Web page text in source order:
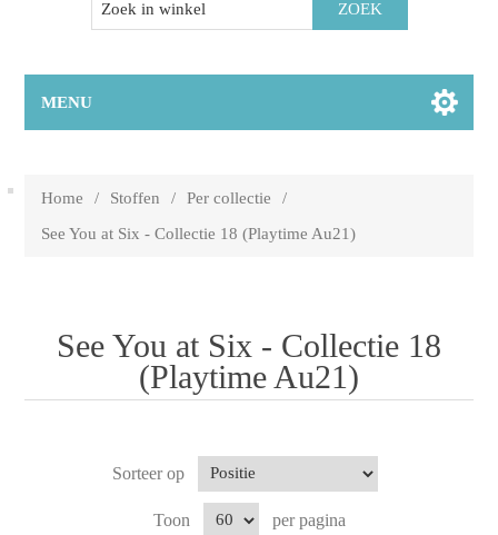
MENU
Home / Stoffen / Per collectie
/
See You at Six - Collectie 18 (Playtime Au21)
See You at Six - Collectie 18
(Playtime Au21)
Sorteer op
Toon per pagina